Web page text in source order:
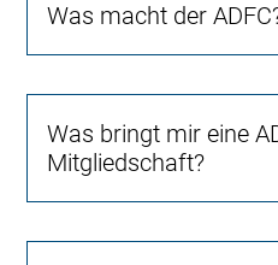
Was macht der
Was bringt mir eine
Mitgliedschaft?